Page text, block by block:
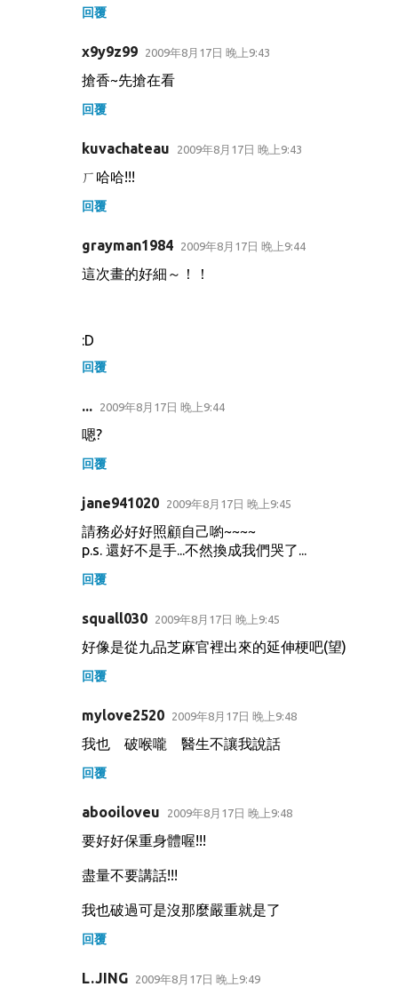
回覆
x9y9z99 2009年8月17日 晚上9:43
搶香~先搶在看
回覆
kuvachateau 2009年8月17日 晚上9:43
ㄏ哈哈!!!
回覆
grayman1984 2009年8月17日 晚上9:44
這次畫的好細～！！
:D
回覆
... 2009年8月17日 晚上9:44
嗯?
回覆
jane941020 2009年8月17日 晚上9:45
請務必好好照顧自己喲~~~~
p.s. 還好不是手...不然換成我們哭了...
回覆
squall030 2009年8月17日 晚上9:45
好像是從九品芝麻官裡出來的延伸梗吧(望)
回覆
mylove2520 2009年8月17日 晚上9:48
我也 破喉嚨 醫生不讓我說話
回覆
abooiloveu 2009年8月17日 晚上9:48
要好好保重身體喔!!!
盡量不要講話!!!
我也破過可是沒那麼嚴重就是了
回覆
L.JING 2009年8月17日 晚上9:49